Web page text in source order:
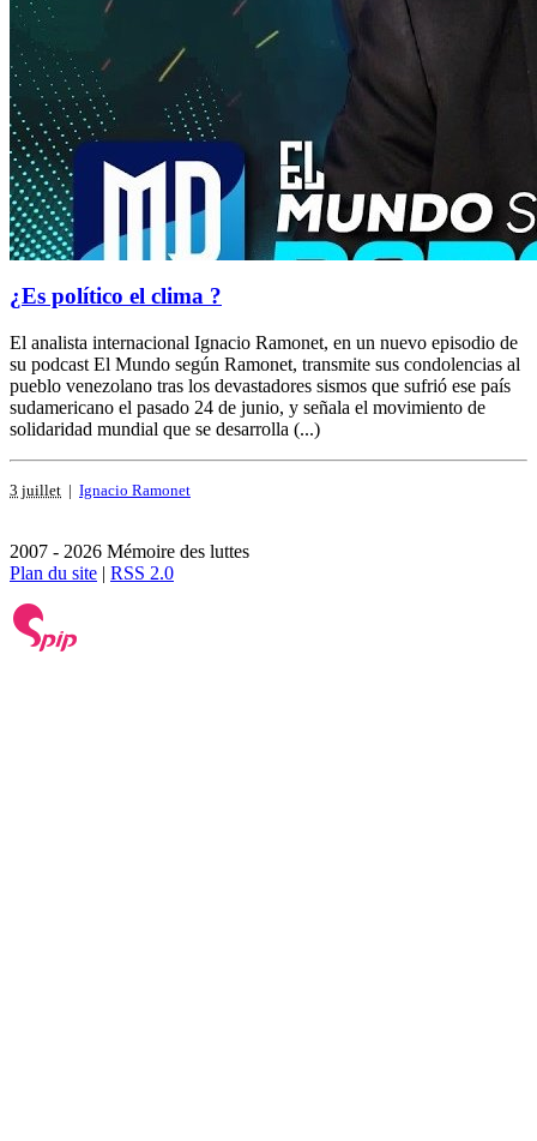
¿Es político el clima ?
El analista internacional Ignacio Ramonet, en un nuevo episodio de
su podcast El Mundo según Ramonet, transmite sus condolencias al
pueblo venezolano tras los devastadores sismos que sufrió ese país
sudamericano el pasado 24 de junio, y señala el movimiento de
solidaridad mundial que se desarrolla (...)
3 juillet | Ignacio Ramonet
2007 - 2026 Mémoire des luttes
Plan du site | RSS 2.0